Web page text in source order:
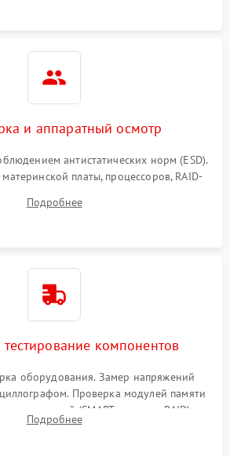
и аппаратный осмотр
антистатических норм (ESD).
платы, процессоров, RAID-
питания на наличие термических
прогаров или окислений.
Подробнее
тестирование компонентов
оборудования. Замер напряжений
Проверка модулей памяти
накопителей (SMART, массивы RAID)
диагностическими утилитами.
Подробнее